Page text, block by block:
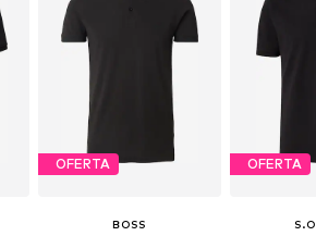
OFERTA
BOSS
OFERTA